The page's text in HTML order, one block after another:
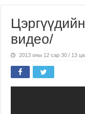
видео/
2013 оны 12 сар 30 / 13